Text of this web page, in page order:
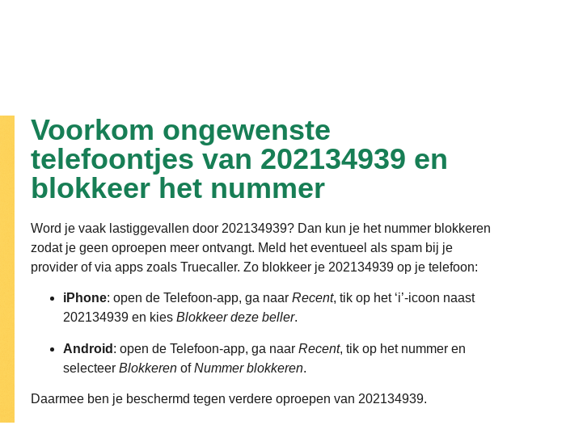
Voorkom ongewenste
telefoontjes van 202134939 en
blokkeer het nummer
Word je vaak lastiggevallen door 202134939? Dan kun je het nummer blokkeren
zodat je geen oproepen meer ontvangt. Meld het eventueel als spam bij je
provider of via apps zoals Truecaller. Zo blokkeer je 202134939 op je telefoon:
iPhone: open de Telefoon-app, ga naar Recent, tik op het ‘i’-icoon naast
202134939 en kies Blokkeer deze beller.
Android : open de Telefoon-app, ga naar Recent, tik op het nummer en
selecteer Blokkeren ofNummer blokkeren.
Daarmee ben je beschermd tegen verdere oproepen van 202134939.